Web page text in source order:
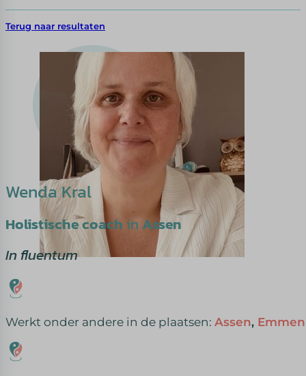
Terug naar resultaten
Wenda Kral
Holistische coach in Assen
In fluentum
Werkt onder andere in de plaatsen: Assen, Emmen